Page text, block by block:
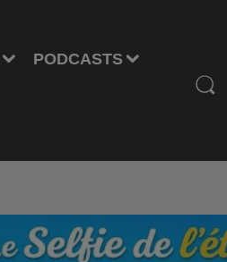
PODCASTS